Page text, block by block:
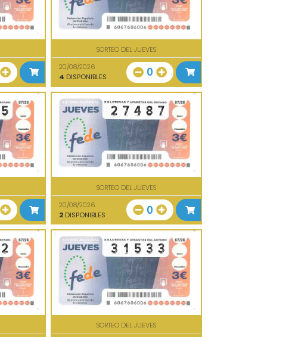
SORTEO DEL JUEVES
20/08/2026
4 DISPONIBLES 0
SORTEO DEL JUEVES
20/08/2026
2DISPONIBLES 0
SORTEO DEL JUEVES